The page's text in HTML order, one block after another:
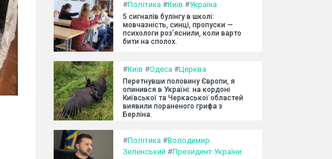
#Політика #Київ #Україна
5 сигналів булінгу в школі:
мовчазність, синці, пропуски —
психологи роз’яснили, коли варто
бити на сполох.
#Київ #Одеса #Церква
Перетнувши половину Європи, я
опинився в Україні: на кордоні
Київської та Черкаської областей
виявили пораненого грифа з
Берліна.
#Політика #Володимир
Зеленський #Президент України